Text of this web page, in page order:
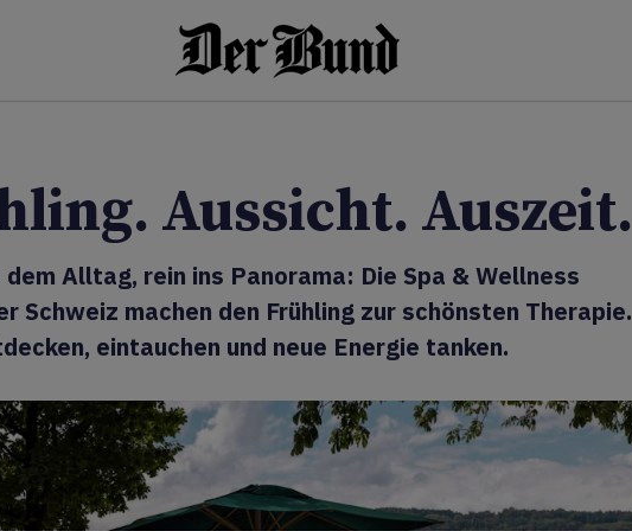
Aussicht. Auszeit.
dem Alltag, rein ins Panorama: Die Spa & Wellness
Schweiz machen den Frühling zur schönsten Therapie.
eintauchen und neue Energie tanken.